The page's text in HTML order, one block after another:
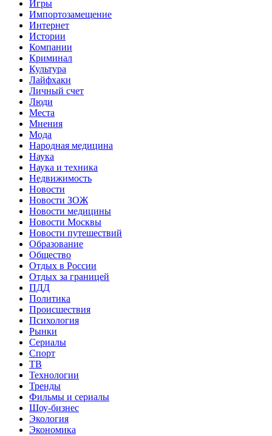
Игры
Импортозамещение
Интернет
Истории
Компании
Криминал
Культура
Лайфхаки
Личный счет
Люди
Места
Мнения
Мода
Народная медицина
Наука
Наука и техника
Недвижимость
Новости
Новости ЗОЖ
Новости медицины
Новости Москвы
Новости путешествий
Образование
Общество
Отдых в России
Отдых за границей
ПДД
Политика
Происшествия
Психология
Рынки
Сериалы
Спорт
ТВ
Технологии
Тренды
Фильмы и сериалы
Шоу-бизнес
Экология
Экономика